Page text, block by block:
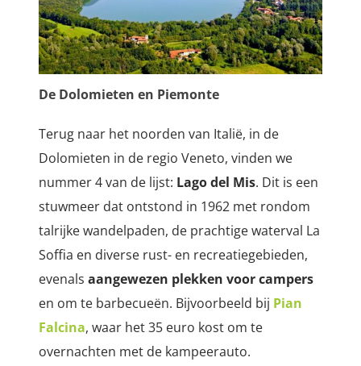
De Dolomieten en Piemonte
Terug naar het noorden van Italië, in de
Dolomieten in de regio Veneto, vinden we
nummer 4 van de lijst: Lago del Mis. Dit is een
stuwmeer dat ontstond in 1962 met rondom
talrijke wandelpaden, de prachtige waterval La
Soffia en diverse rust- en recreatiegebieden,
evenals aangewezen plekken voor campers
en om te barbecueën. Bijvoorbeeld bij Pian
Falcina, waar het 35 euro kost om te
overnachten met de kampeerauto.